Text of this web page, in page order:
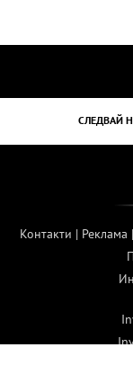
СЛЕДВАЙ
Контакти | Реклама |